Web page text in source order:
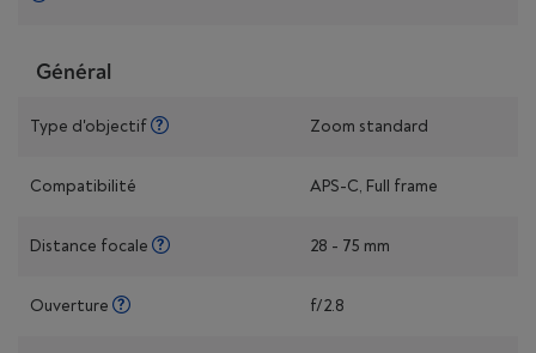
Général
Type d'objectif Zoom standard
Compatibilité APS-C, Full frame
Distance focale 28 - 75 mm
Ouverture f/2.8